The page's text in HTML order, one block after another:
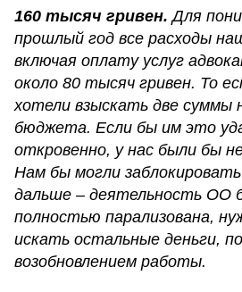
160 тысяч гривен. Для
прошлый год все расходы
включая оплату услуг
около 80 тысяч гривен. То
хотели взыскать две суммы
бюджета. Если бы им это
откровенно, у нас были бы
Нам бы могли
дальше – деятельность ОО
полностью парализована,
искать остальные деньги,
возобновлением работы.